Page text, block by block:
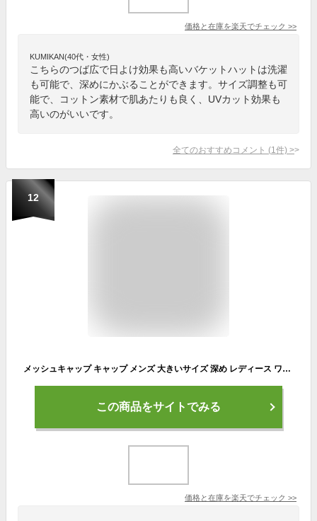
価格と在庫を楽天でチェック >>
KUMIKAN(40代・女性)
こちらのつば広で日よけ効果も高いバケットハットは洗濯
も可能で、深めにかぶることができます。サイズ調整も可
能で、コットン素材で肌あたりも良く、UVカット効果も
高いのがいいです。
全てのおすすめコメント (1 件) >
12
メッシュキャップ キャップ メンズ 大きいサイズ 深め レディース ワークキャップ ゴルフ メッシュ 夏用 春夏 サマーキャップ 大きめ メンズキャップ かっこいい ランニングキャップ スポーツ
この商品をサイトでみる
価格と在庫を楽天でチェック >>